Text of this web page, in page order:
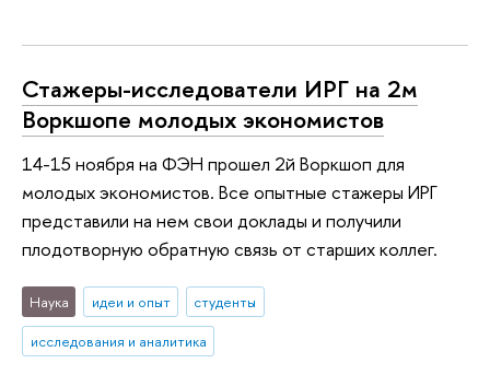
Стажеры-исследователи ИРГ на 2м
Воркшопе молодых экономистов
14-15 ноября на ФЭН прошел 2й Воркшоп для
молодых экономистов. Все опытные стажеры ИРГ
представили на нем свои доклады и получили
плодотворную обратную связь от старших коллег.
Наука идеи и опыт
студенты
исследования и аналитика